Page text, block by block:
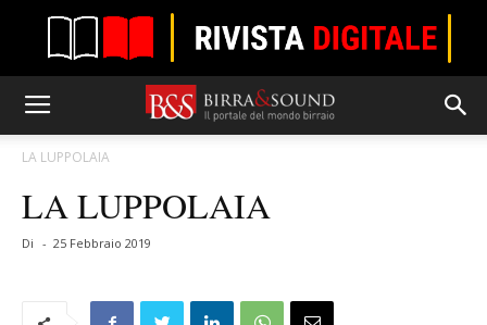
LA LUPPOLAIA
LA LUPPOLAIA
Di - 25 Febbraio 2019